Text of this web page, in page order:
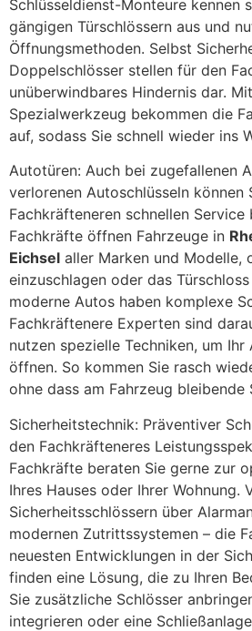
Schlüsseldienst-Monteure kennen
gängigen Türschlössern aus und
Öffnungsmethoden. Selbst
Doppelschlösser stellen für den
unüberwindbares Hindernis dar.
Spezialwerkzeug bekommen die
auf, sodass Sie schnell wieder ins
Autotüren: Auch bei zugefallenen
verlorenen Autoschlüsseln können
Fachkräfteneren schnellen Service
Fachkräfte öffnen Fahrzeuge in
Eichsel aller Marken und Modelle,
einzuschlagen oder das
moderne Autos haben komplexe
Fachkräftenere Experten sind
nutzen spezielle Techniken, um
öffnen. So kommen Sie rasch
ohne dass am Fahrzeug bleibende
Sicherheitstechnik: Präventiver
den Fachkräfteneres
Fachkräfte beraten Sie gerne zur
Ihres Hauses oder Ihrer Wohnung.
Sicherheitsschlössern über
modernen Zutrittssystemen – die
neuesten Entwicklungen in der
finden eine Lösung, die zu Ihren
Sie zusätzliche Schlösser
integrieren oder eine